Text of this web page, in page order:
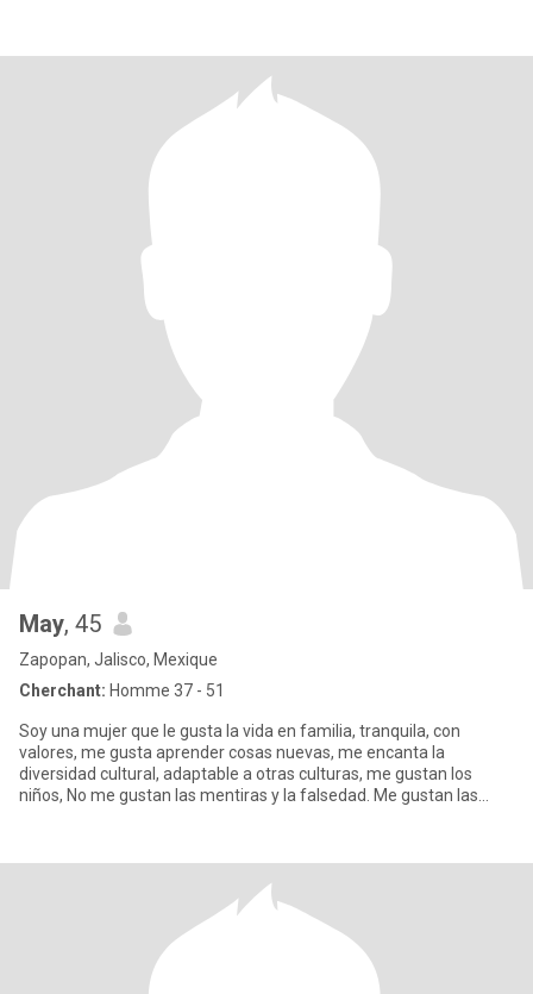
May, 45
Zapopan, Jalisco, Mexique
Cherchant: Homme 37 - 51
Soy una mujer que le gusta la vida en familia, tranquila, con
valores, me gusta aprender cosas nuevas, me encanta la
diversidad cultural, adaptable a otras culturas, me gustan los
niños, No me gustan las mentiras y la falsedad. Me gustan las